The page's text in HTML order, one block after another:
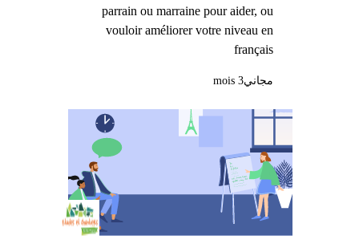
parrain ou marraine pour aider, ou
vouloir améliorer votre niveau en
français
مجاني3 mois